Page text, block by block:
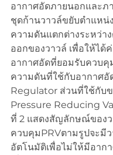
อากาศอัดภายนอกและภ
ชุดก้านวาวล์ขยับตำแหน่
ความดันแตกต่างระหว่า
ออกของวาวล์ เพื่อให้ได้
อากาศอัดที่ยอมรับควบคุ
ความดันที่ใช้กับอากาศอั
Regulator ส่วนที่ใช้กับข
Pressure Reducing
ที่ 2 แสดงสัญลักษณ์ของว
ควบคุมPRVตามรูปจะมี
อัตโนมัติเพื่อไม่ให้มีอาก